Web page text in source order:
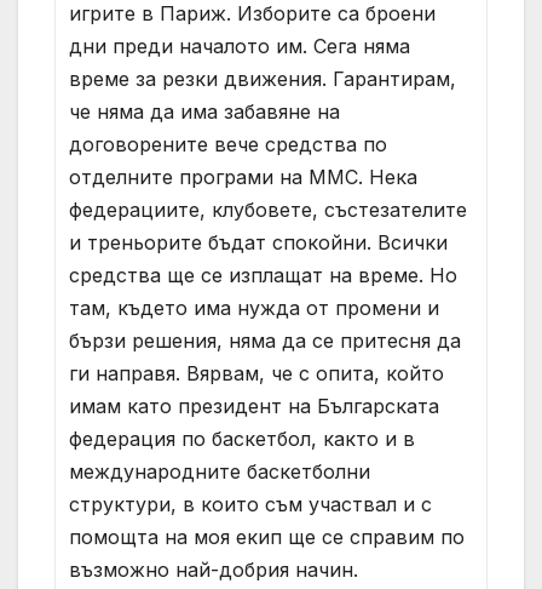
игрите в Париж. Изборите са броени
дни преди началото им. Сега няма
време за резки движения. Гарантирам,
че няма да има забавяне на
договорените вече средства по
отделните програми на ММС. Нека
федерациите, клубовете, състезателите
и треньорите бъдат спокойни. Всички
средства ще се изплащат на време. Но
там, където има нужда от промени и
бързи решения, няма да се притесня да
ги направя. Вярвам, че с опита, който
имам като президент на Българската
федерация по баскетбол, както и в
международните баскетболни
структури, в които съм участвал и с
помощта на моя екип ще се справим по
възможно най-добрия начин.